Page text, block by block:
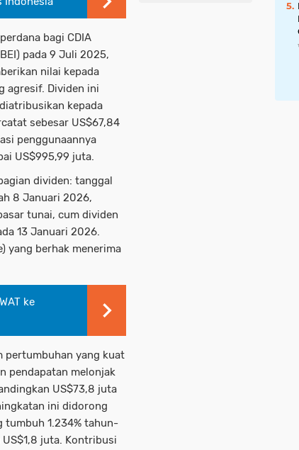
bagi CDIA
pada 9 Juli 2025,
nilai kepada
agresif. Dividen ini
kepada
sebesar US$67,84
penggunaannya
US$995,99 juta.
dividen: tanggal
8 Januari 2026,
tunai, cum dividen
13 Januari 2026.
yang berhak menerima
ke
pertumbuhan yang kuat
pendapatan melonjak
US$73,8 juta
ini didorong
1.234% tahun-
juta. Kontribusi